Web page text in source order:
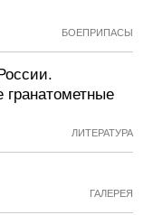
БОЕПРИПАСЫ
гранатометные
ЛИТЕРАТУРА
ГАЛЕРЕЯ